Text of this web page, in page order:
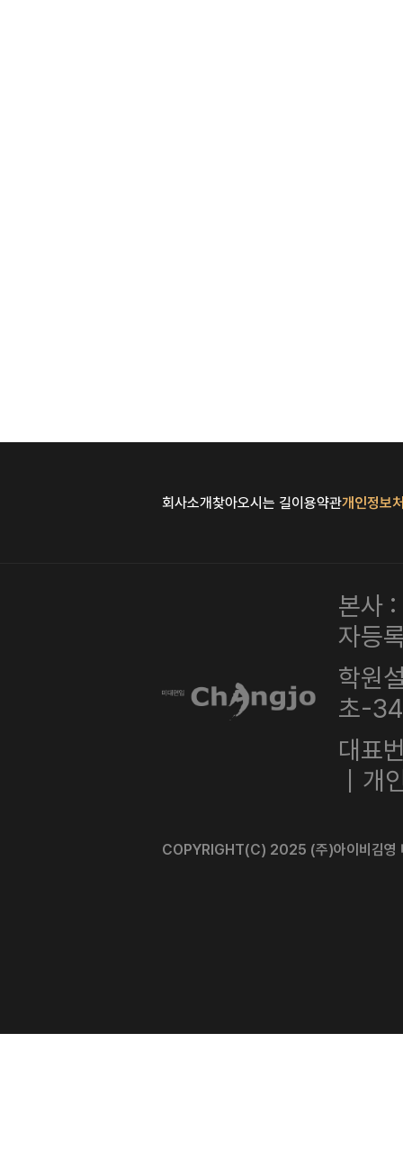
회사소개찾아오시는 길이용약관개인정보
본사
자등
학원
초-
대표
｜
COPYRIGHT(C) 2025 (주)아이비김영